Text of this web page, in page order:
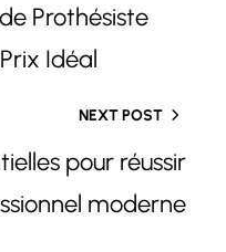
Prothésiste
Idéal
NEXT POST
pour réussir
moderne